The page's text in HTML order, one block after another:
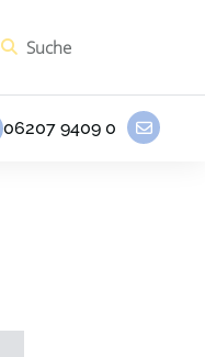
06207 9409 0